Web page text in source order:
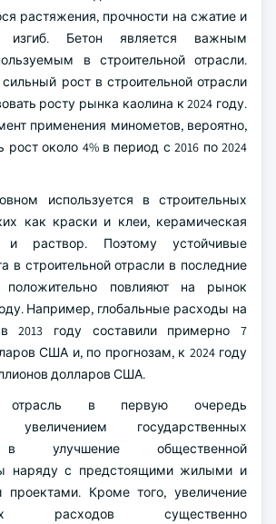
растяжения, прочности на сжатие и
изгиб. Бетон является важным
в строительной отрасли.
рост в строительной отрасли
росту рынка каолина к 2024 году.
применения минометов, вероятно,
рост около 4% в период с 2016 по 2024
используется в строительных
как краски и клеи, керамическая
и раствор. Поэтому устойчивые
в строительной отрасли в последние
положительно повлияют на рынок
Например, глобальные расходы на
в 2013 году составили примерно 7
США и, по прогнозам, к 2024 году
долларов США.
отрасль в первую очередь
увеличением государственных
в улучшение общественной
наряду с предстоящими жилыми и
проектами. Кроме того, увеличение
расходов существенно